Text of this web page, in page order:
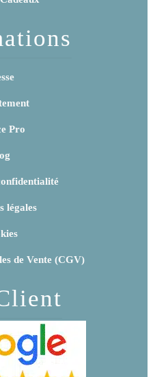
Pro
légales
de Vente (CGV)